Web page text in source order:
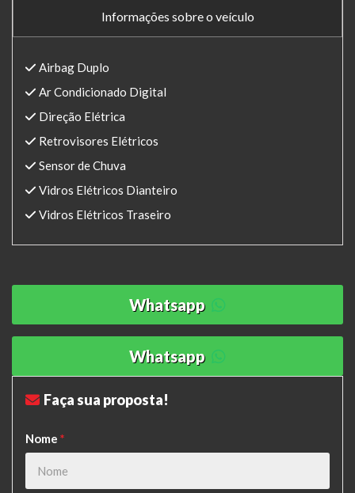
Informações sobre o veículo
Airbag Duplo
Ar Condicionado Digital
Direção Elétrica
Retrovisores Elétricos
Sensor de Chuva
Vidros Elétricos Dianteiro
Vidros Elétricos Traseiro
Whatsapp
Whatsapp
Faça sua proposta!
Nome *